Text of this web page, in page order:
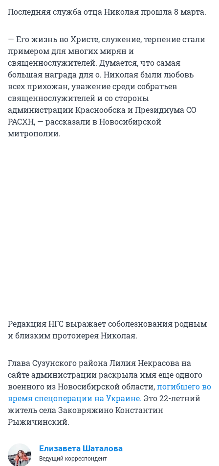
Последняя служба отца Николая прошла 8 марта.
— Его жизнь во Христе, служение, терпение стали
примером для многих мирян и
священнослужителей. Думается, что самая
большая награда для о. Николая были любовь
всех прихожан, уважение среди собратьев
священнослужителей и со стороны
администрации Краснообска и Президиума СО
РАСХН, — рассказали в Новосибирской
митрополии.
Редакция НГС выражает соболезнования родным
и близким протоиерея Николая.
Глава Сузунского района Лилия Некрасова на
сайте администрации раскрыла имя еще одного
военного из Новосибирской области,погибшего во
время спецоперации на Украине. Это 22-летний
житель села Заковряжино Константин
Рыжичинский.
Елизавета Шаталова
Ведущий корреспондент